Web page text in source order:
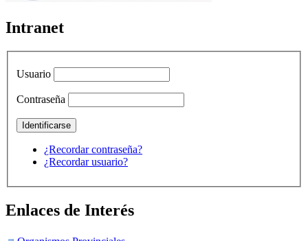
Intranet
Usuario
Contraseña
¿Recordar contraseña?
¿Recordar usuario?
Enlaces de Interés